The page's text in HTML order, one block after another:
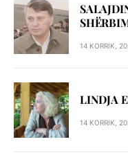
14 KORRIK,
LINDJA
14 KORRIK,